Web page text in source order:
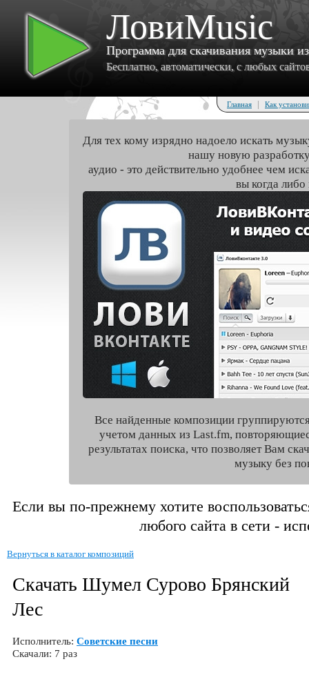
ЛовиMusic
Программа для скачивания музыки
Бесплатно, автоматически, с любых
Главная | Как
Для тех кому изрядно надоело искать
нашу новую
аудио - это действительно удобнее чем
вы когда либо
Все найденные композиции
учетом данных из Last.fm,
результатах поиска, что позволяет Вам
музыку без
Если вы по-прежнему хотите
любого сайта в сети -
Вернуться в каталог композиций
Скачать Шумел Сурово Брянский
Лес
Исполнитель: Советские песни
Скачали: 7 раз